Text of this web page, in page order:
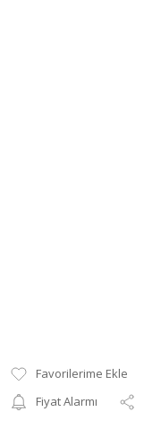
Fiyat Alarmı